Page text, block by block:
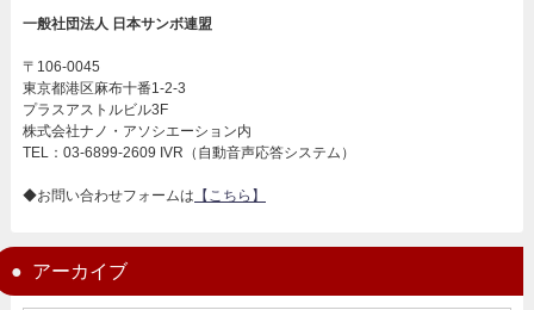
一般社団法人 日本サンボ連盟
〒106-0045
東京都港区麻布十番1-2-3
プラスアストルビル3F
株式会社ナノ・アソシエーション内
TEL：03-6899-2609 IVR（自動音声応答システム）
◆お問い合わせフォームは 【こちら】
アーカイブ